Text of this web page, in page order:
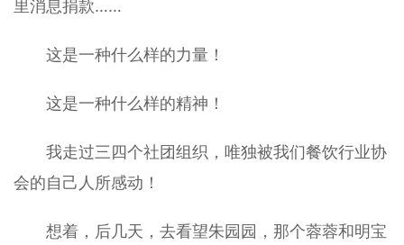
里消息捐款……
这是一种什么样的力量！
这是一种什么样的精神！
我走过三四个社团组织，唯独被我们餐饮行业协
会的自己人所感动！
想着，后几天，去看望朱园园，那个蓉蓉和明宝